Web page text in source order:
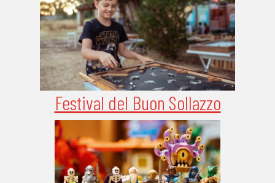
Festival del Buon Sollazzo